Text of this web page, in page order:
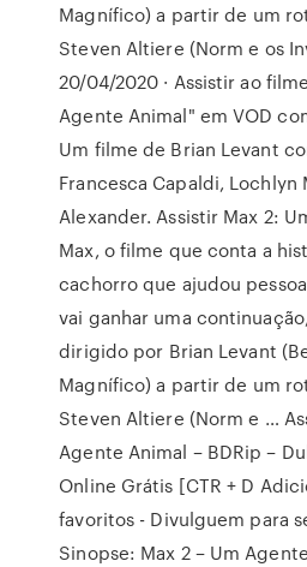
Magnífico) a partir de um
Steven Altiere (Norm e os
20/04/2020 · Assistir ao
Agente Animal" em VOD
Um filme de Brian Levant
Francesca Capaldi, Lochlyn
Alexander. Assistir Max 2:
Max, o filme que conta a
cachorro que ajudou
vai ganhar uma
dirigido por Brian Levant
Magnífico) a partir de um
Steven Altiere (Norm e …
Agente Animal – BDRip –
Online Grátis [CTR + D
favoritos - Divulguem para
Sinopse: Max 2 – Um